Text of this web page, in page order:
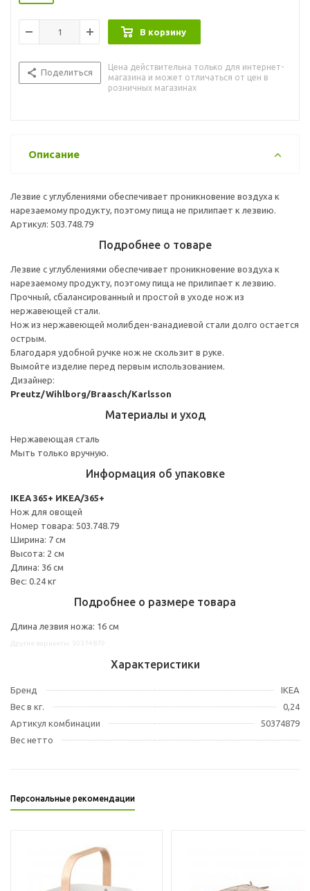
В корзину
Поделиться
Цена действительна только для интернет-
магазина и может отличаться от цен в
розничных магазинах
Описание
Лезвие с углублениями обеспечивает проникновение воздуха к
нарезаемому продукту, поэтому пища не прилипает к лезвию.
Артикул: 503.748.79
Подробнее о товаре
Лезвие с углублениями обеспечивает проникновение воздуха к
нарезаемому продукту, поэтому пища не прилипает к лезвию.
Прочный, сбалансированный и простой в уходе нож из
нержавеющей стали.
Нож из нержавеющей молибден-ванадиевой стали долго остается
острым.
Благодаря удобной ручке нож не скользит в руке.
Вымойте изделие перед первым использованием.
Дизайнер:
Preutz/Wihlborg/Braasch/Karlsson
Материалы и уход
Нержавеющая сталь
Мыть только вручную.
Информация об упаковке
IKEA 365+ ИКЕА/365+
Нож для овощей
Номер товара: 503.748.79
Ширина: 7 см
Высота: 2 см
Длина: 36 см
Вес: 0.24 кг
Подробнее о размере товара
Длина лезвия ножа: 16 см
Характеристики
Бренд
IKEA
Вес в кг.
0,24
Артикул комбинации
50374879
Вес нетто
Персональные рекомендации